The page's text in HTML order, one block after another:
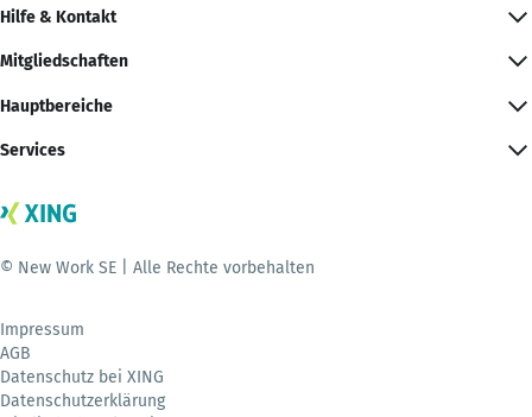
Hilfe & Kontakt
Mitgliedschaften
Hauptbereiche
Services
© New Work SE | Alle Rechte vorbehalten
Impressum
AGB
Datenschutz bei XING
Datenschutzerklärung